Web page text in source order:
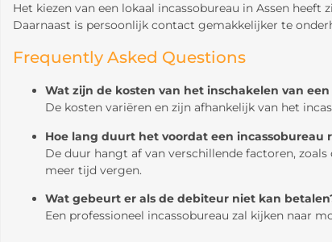
Het kiezen van een lokaal incassobureau in Assen
Daarnaast is persoonlijk contact gemakkelijker te
Frequently Asked Questions
Wat zijn de kosten van het inschakelen van
De kosten variëren en zijn afhankelijk van het
Hoe lang duurt het voordat een incassobureau
De duur hangt af van verschillende factoren,
meer tijd vergen.
Wat gebeurt er als de debiteur niet kan
Een professioneel incassobureau zal kijken naar